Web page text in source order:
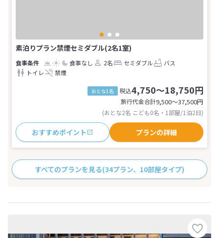
素泊りプラン禁煙セミダブル(2名1室)
食事なし 2名 セミダブル
バス
トイレ
禁煙
おとな1名 税込4,750～18,750円
旅行代金合計9,500〜37,500円
(おとな2名 こども0名・1部屋/1泊2日)
おすすめポイント プランの詳細
すべてのプランを見る(34プラン、10部屋タイプ)